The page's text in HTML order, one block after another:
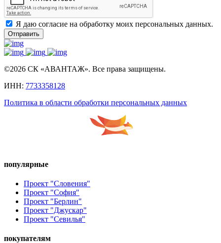
Я даю согласие на обработку моих персональных данных.
Отправить
©2026 СК «АВАНТАЖ». Все права защищены.
ИНН: 7733358128
Политика в области обработки персональных данных
популярные
Проект "Словения"
Проект "София"
Проект "Берлин"
Проект "Джускар"
Проект "Севилья"
покупателям